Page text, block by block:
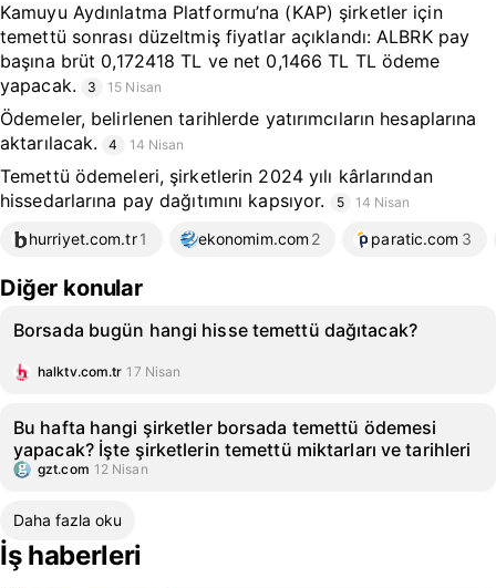
Kamuyu Aydınlatma Platformu’na (KAP) şirketler için
temettü sonrası düzeltmiş fiyatlar açıklandı: ALBRK pay
başına brüt 0,172418 TL ve net 0,1466 TL TL ödeme
yapacak.
3 15 Nisan
Ödemeler, belirlenen tarihlerde yatırımcıların hesaplarına
aktarılacak.
4 14 Nisan
Temettü ödemeleri, şirketlerin 2024 yılı kârlarından
hissedarlarına pay dağıtımını kapsıyor.
5 14 Nisan
hurriyet.com.tr1 ekonomim.com 2 paratic.com 3
Diğer konular
Borsada bugün hangi hisse temettü dağıtacak?
halktv.com.tr 17 Nisan
Bu hafta hangi şirketler borsada temettü ödemesi
yapacak? İşte şirketlerin temettü miktarları ve tarihleri
gzt.com 12 Nisan
Daha fazla oku
İş haberleri